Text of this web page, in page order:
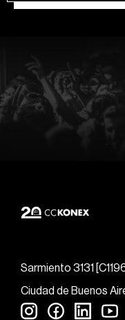
Sarmiento 3131
Ciudad de Buenos